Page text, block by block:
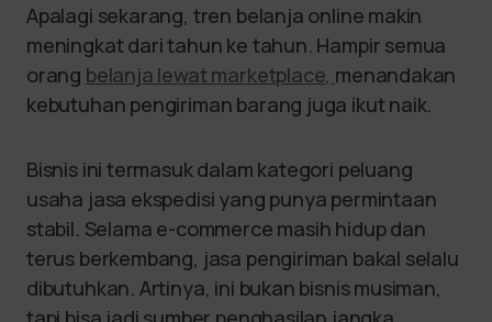
Apalagi sekarang, tren belanja online makin
meningkat dari tahun ke tahun. Hampir semua
orang belanja lewat marketplace, menandakan
kebutuhan pengiriman barang juga ikut naik.
Bisnis ini termasuk dalam kategori peluang
usaha jasa ekspedisi yang punya permintaan
stabil. Selama e-commerce masih hidup dan
terus berkembang, jasa pengiriman bakal selalu
dibutuhkan. Artinya, ini bukan bisnis musiman,